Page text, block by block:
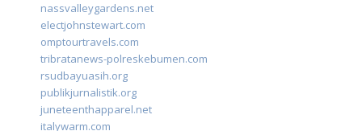
nassvalleygardens.net
electjohnstewart.com
omptourtravels.com
tribratanews-polreskebumen.com
rsudbayuasih.org
publikjurnalistik.org
juneteenthapparel.net
italywarm.com